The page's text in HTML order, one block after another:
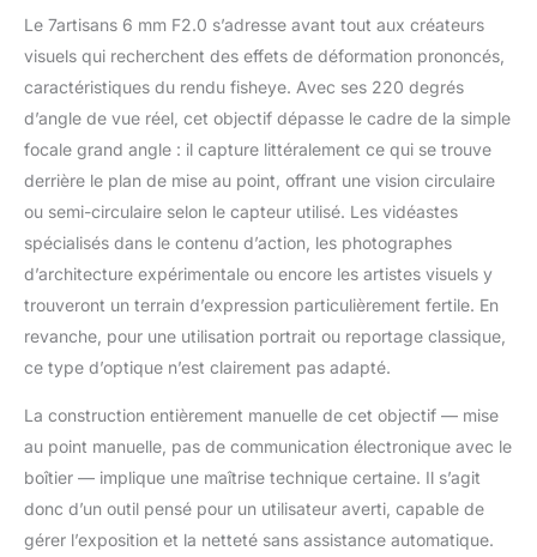
spectaculaire, idéale
nocturne, les paysages,
les scènes de rue, les
sports extrêmes et
réaliser des vidéos
visuel. 【Grande
ouverture F2 ·
Excellentes
performances en basse
7artisans 6 mm F2.0 est
doté d'une grande
ouverture, offrant une
même en conditions de
faible luminosité,
comme pour les scènes
nocturnes,
l'astrophotographie ou
les prises de vue en
Le 7artisans 6 mm F2.0 s’adresse avant tout aux créateurs
visuels qui recherchent des effets de déformation prononcés,
caractéristiques du rendu fisheye. Avec ses 220 degrés
d’angle de vue réel, cet objectif dépasse le cadre de la simple
focale grand angle : il capture littéralement ce qui se trouve
derrière le plan de mise au point, offrant une vision circulaire
ou semi-circulaire selon le capteur utilisé. Les vidéastes
spécialisés dans le contenu d’action, les photographes
d’architecture expérimentale ou encore les artistes visuels y
trouveront un terrain d’expression particulièrement fertile. En
revanche, pour une utilisation portrait ou reportage classique,
ce type d’optique n’est clairement pas adapté.
La construction entièrement manuelle de cet objectif — mise
au point manuelle, pas de communication électronique avec le
boîtier — implique une maîtrise technique certaine. Il s’agit
donc d’un outil pensé pour un utilisateur averti, capable de
gérer l’exposition et la netteté sans assistance automatique.